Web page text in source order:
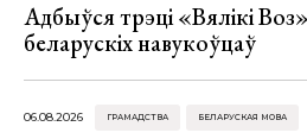
Адбыўся трэці «Вялікі
беларускіх навукоўцаў
06.08.2026 ГРАМАДСТВА БЕЛАРУСКАЯ МОВА